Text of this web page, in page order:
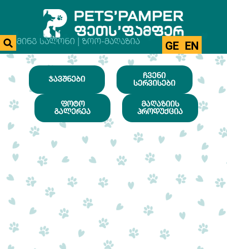
ᲒᲠᲣᲛᲘᲜᲒ ᲡᲐᲚᲝᲜᲘ | ᲖᲝᲝ-ᲛᲐᲦᲐᲖᲘᲐ GE EN
ᲯᲐᲕᲨᲜᲔᲑᲘ
ᲩᲕᲔᲜᲘ
ᲡᲔᲠᲕᲘᲡᲔᲑᲘ
ᲤᲝᲢᲝ
ᲒᲐᲚᲔᲠᲔᲐ
ᲛᲐᲦᲐᲖᲘᲘᲡ
ᲞᲠᲝᲓᲣᲥᲪᲘᲐ